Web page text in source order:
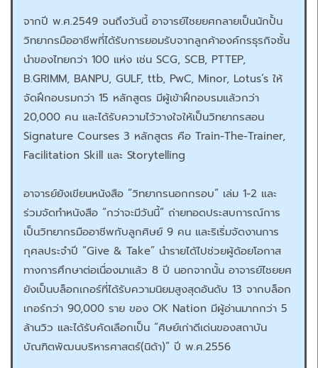
จากปี พ.ศ.2549 จนถึงวันนี้ อาจารย์ไชยยศกลายเป็นนักปั้น
วิทยากรมืออาชีพที่ได้รับการยอมรับจากลูกค้าองค์กรธุรกิจชั้น
นำของไทยกว่า 100 แห่ง เช่น SCG, SCB, PTTEP,
B.GRIMM, BANPU, GULF, ttb, PwC, Minor, Lotus’s ให้
จัดฝึกอบรมกว่า 15 หลักสูตร มีผู้เข้าฝึกอบรมแล้วกว่า
20,000 คน และได้รับความไว้วางใจให้เป็นวิทยากรสอน
Signature Courses 3 หลักสูตร คือ Train-The-Trainer,
Facilitation Skill และ Storytelling
อาจารย์ยังเขียนหนังสือ “วิทยากรนอกกรอบ” เล่ม 1-2 และ
ร่วมจัดทำหนังสือ “กว่าจะมีวันนี้” ถ่ายทอดประสบการณ์การ
เป็นวิทยากรมืออาชีพกับลูกศิษย์ 9 คน และริเริ่มจัดงานการ
กุศลประจำปี “Give & Take” นำรายได้ไปช่วยผู้ด้อยโอกาส
ทางการศึกษาต่อเนื่องมาแล้ว 8 ปี นอกจากนั้น อาจารย์ไชยยศ
ยังเป็นบล็อกเกอร์ที่ได้รับความนิยมสูงสุดอันดับ 13 จากบล็อก
เกอร์กว่า 90,000 ราย ของ OK Nation มีผู้อ่านมากกว่า 5
ล้านวิว และได้รับคัดเลือกเป็น “ศิษย์เก่าดีเด่นของสถาบัน
บัณฑิตพัฒนบริหารศาสตร์(นิด้า)” ปี พ.ศ.2556